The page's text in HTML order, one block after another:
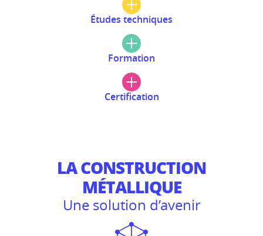
Études techniques
Formation
Certification
LA CONSTRUCTION
MÉTALLIQUE
Une solution d’avenir